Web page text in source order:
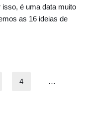
é uma data muito
as 16 ideias de
4 …